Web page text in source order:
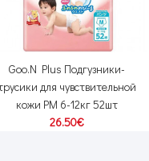
Goo.N Plus Подгузники-
для чувствительной
кожи PM 6-12кг 52шт
26.50€